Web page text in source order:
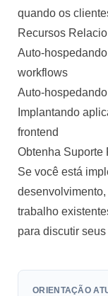
quando os
Recursos
Auto-
workflows
Auto-
Implantando
frontend
Obtenha Suporte
Se você está
trabalho
para discutir
ORIENTAÇÃO